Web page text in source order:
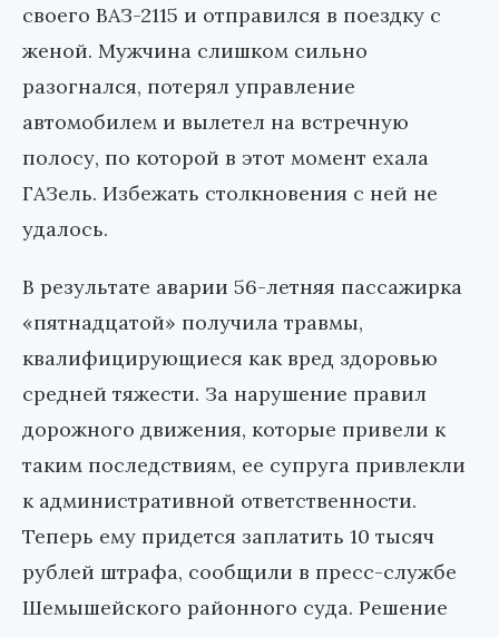
своего ВАЗ-2115 и отправился в поездку с
женой. Мужчина слишком сильно
разогнался, потерял управление
автомобилем и вылетел на встречную
полосу, по которой в этот момент ехала
ГАЗель. Избежать столкновения с ней не
удалось.
В результате аварии 56-летняя пассажирка
«пятнадцатой» получила травмы,
квалифицирующиеся как вред здоровью
средней тяжести. За нарушение правил
дорожного движения, которые привели к
таким последствиям, ее супруга привлекли
к административной ответственности.
Теперь ему придется заплатить 10 тысяч
рублей штрафа, сообщили в пресс-службе
Шемышейского районного суда. Решение